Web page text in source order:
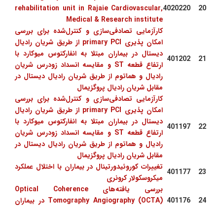
20
4020220
rehabilitation unit in Rajaie Cardiovascular,
Medical & Research institute
21
401202
کارآزمایی تصادفی‌سازی و کنترل‌شده برای بررسی
امکان پذیری primary PCI از طریق شریان رادیال
دیستال در بیماران مبتلا به انفارکتوس میوکارد با
ارتفاع قطعه ST و مقایسه انسداد زودرس شریان
رادیال و هماتوم از طریق شریان رادیال دیستال در
مقابل شریان رادیال پروگزیمال
22
401197
کارآزمایی تصادفی‌سازی و کنترل‌شده برای بررسی
امکان پذیری primary PCI از طریق شریان رادیال
دیستال در بیماران مبتلا به انفارکتوس میوکارد با
ارتفاع قطعه ST و مقایسه انسداد زودرس شریان
رادیال و هماتوم از طریق شریان رادیال دیستال در
مقابل شریان رادیال پروگزیمال
23
401177 تغییرات کوروئیدورتینال در بیماران با اختلال عملکرد
میکروسکولار کرونری
24
401176
بررسی یافته‌های Optical Coherence
Tomography Angiography (OCTA) در بیماران